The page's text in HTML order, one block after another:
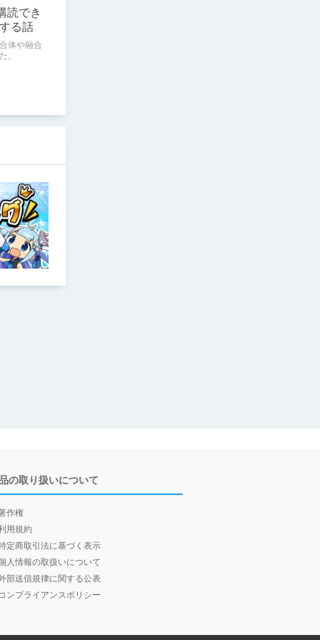
読でき
る話
体や融合
。
の取り扱いについて
作権
用規約
定商取引法に基づく表示
人情報の取扱いについて
部送信規律に関する公表
ンプライアンスポリシー